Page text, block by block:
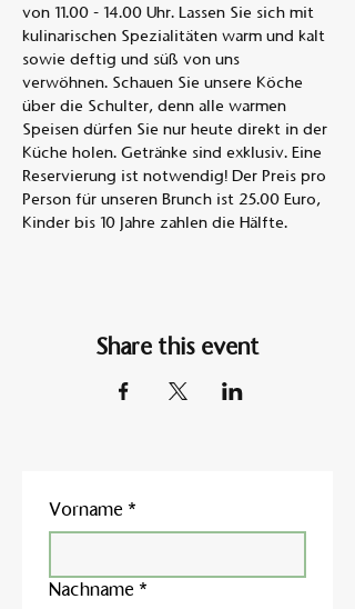
von 11.00 - 14.00 Uhr. Lassen Sie sich mit
kulinarischen Spezialitäten warm und kalt
sowie deftig und süß von uns
verwöhnen. Schauen Sie unsere Köche
über die Schulter, denn alle warmen
Speisen dürfen Sie nur heute direkt in der
Küche holen. Getränke sind exklusiv. Eine
Reservierung ist notwendig! Der Preis pro
Person für unseren Brunch ist 25.00 Euro,
Kinder bis 10 Jahre zahlen die Hälfte.
Share this event
Vorname *
Nachname *